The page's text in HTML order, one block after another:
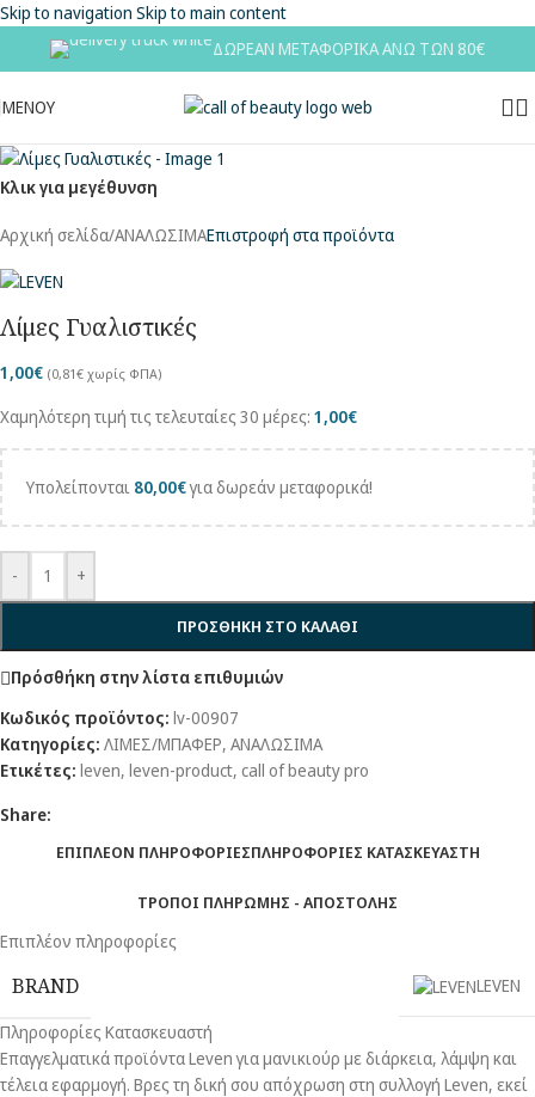
Skip to navigation Skip to main content
ΔΩΡΕΑΝ ΜΕΤΑΦΟΡΙΚΑ ΑΝΩ ΤΩΝ 80€
ΜΕΝΟΥ
Κλικ για μεγέθυνση
Αρχική σελίδα/ΑΝΑΛΩΣΙΜΑΕπιστροφή στα προϊόντα
Λίμες Γυαλιστικές
1,00€ (0,81€ χωρίς ΦΠΑ)
Χαμηλότερη τιμή τις τελευταίες 30 μέρες: 1,00€
Υπολείπονται 80,00€για δωρεάν μεταφορικά!
- +
ΠΡΟΣΘΗΚΗ ΣΤΟ ΚΑΛΑΘΙ
Πρόσθήκη στην λίστα επιθυμιών
Κωδικός προϊόντος: lv-00907
Κατηγορίες: ΛΙΜΕΣ/ΜΠΑΦΕΡ, ΑΝΑΛΩΣΙΜΑ
Ετικέτες: leven, leven-product, call of beauty pro
Share:
ΕΠΙΠΛΕΟΝ ΠΛΗΡΟΦΟΡΙΕΣΠΛΗΡΟΦΟΡΙΕΣ ΚΑΤΑΣΚΕΥΑΣΤΗ
ΤΡΟΠΟΙ ΠΛΗΡΩΜΗΣ - ΑΠΟΣΤΟΛΗΣ
Επιπλέον πληροφορίες
BRAND LEVEN
Πληροφορίες Κατασκευαστή
Επαγγελματικά προϊόντα Leven για μανικιούρ με διάρκεια, λάμψη και
τέλεια εφαρμογή. Βρες τη δική σου απόχρωση στη συλλογή Leven, εκεί